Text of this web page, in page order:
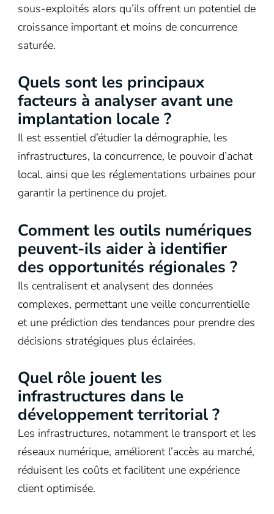
sous-exploités alors qu’ils offrent un potentiel de
croissance important et moins de concurrence
saturée.
Quels sont les principaux
facteurs à analyser avant une
implantation locale ?
Il est essentiel d’étudier la démographie, les
infrastructures, la concurrence, le pouvoir d’achat
local, ainsi que les réglementations urbaines pour
garantir la pertinence du projet.
Comment les outils numériques
peuvent-ils aider à identifier
des opportunités régionales ?
Ils centralisent et analysent des données
complexes, permettant une veille concurrentielle
et une prédiction des tendances pour prendre des
décisions stratégiques plus éclairées.
Quel rôle jouent les
infrastructures dans le
développement territorial ?
Les infrastructures, notamment le transport et les
réseaux numérique, améliorent l’accès au marché,
réduisent les coûts et facilitent une expérience
client optimisée.